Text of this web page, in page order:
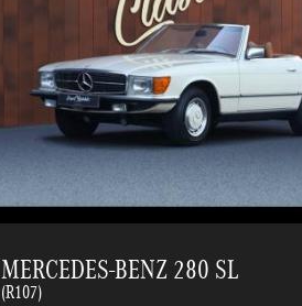
MERCEDES-BENZ 280 SL
(R107)